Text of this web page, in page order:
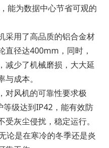
能为数据中心节省可观的
用了高品质的铝合金材
直径达400mm，同时，
减少了机械磨损，大大延
成本。
风机的可靠性要求极
等级达到IP42，能有效防
灰尘侵扰，稳定运行。
论是在寒冷的冬季还是炎